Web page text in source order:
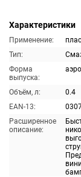
Характеристики
Применение:
Тип:
Форма
выпуска:
Объём, л:
0.4
EAN-13:
Расширенное
описание: